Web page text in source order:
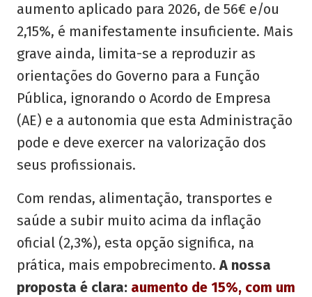
aumento aplicado para 2026, de 56€ e/ou
2,15%, é manifestamente insuficiente. Mais
grave ainda, limita-se a reproduzir as
orientações do Governo para a Função
Pública, ignorando o Acordo de Empresa
(AE) e a autonomia que esta Administração
pode e deve exercer na valorização dos
seus profissionais.
Com rendas, alimentação, transportes e
saúde a subir muito acima da inflação
oficial (2,3%), esta opção significa, na
prática, mais empobrecimento.A nossa
proposta é clara: aumento de 15%, com um